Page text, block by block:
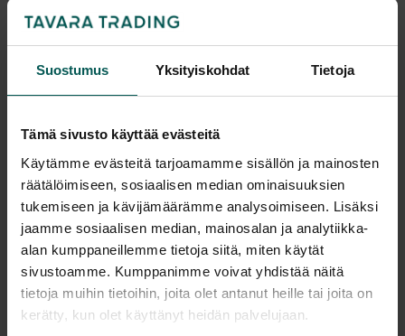
Suostumus Yksityiskohdat Tietoja
Tämä sivusto käyttää evästeitä
Käytämme evästeitä tarjoamamme sisällön ja mainosten
räätälöimiseen, sosiaalisen median ominaisuuksien
tukemiseen ja kävijämäärämme analysoimiseen. Lisäksi
jaamme sosiaalisen median, mainosalan ja analytiikka-
alan kumppaneillemme tietoja siitä, miten käytät
sivustoamme. Kumppanimme voivat yhdistää näitä
tietoja muihin tietoihin, joita olet antanut heille tai joita on
kerätty, kun olet käyttänyt heidän palvelujaan.
Ergonomia
Info
Kierrätys 2
Seisomatyö 3
Sähköpöytä
Taukojumppa 3